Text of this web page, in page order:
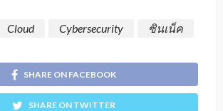
Cloud Cybersecurity ซินเน็ค
SHARE ON FACEBOOK
SHARE ON TWITTER